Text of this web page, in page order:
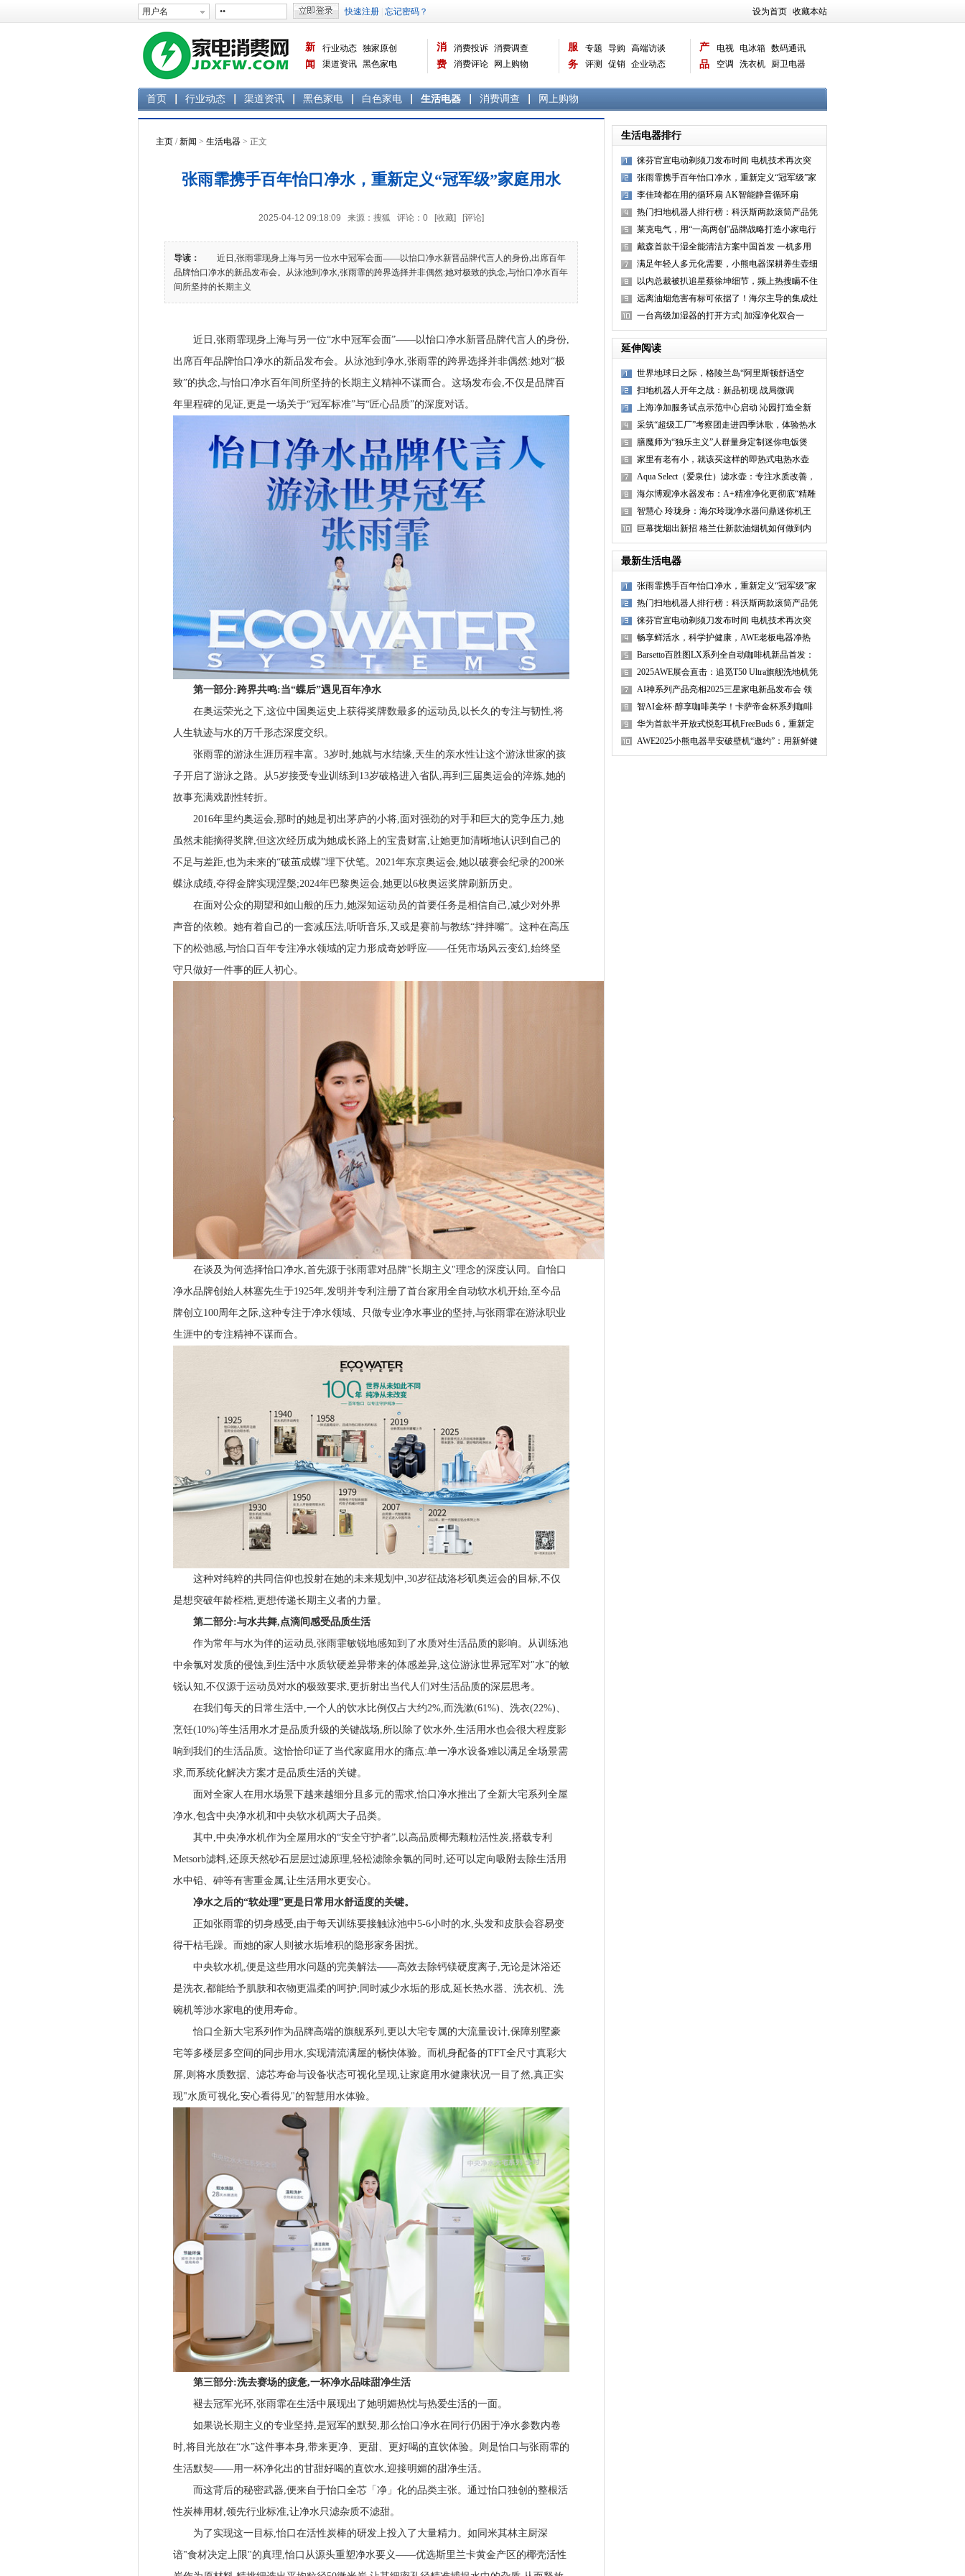
设为首页 收藏本站
新
闻
行业动态 独家原创
渠道资讯 黑色家电
消
费
消费投诉 消费调查
消费评论
网上购物
曝光台
品牌关注
服
务
专题 导购
高端访谈
评测
促销 企业动态
产
品
电视 电冰箱 数码通讯
空调
洗衣机
厨卫电器
首页 行业动态 渠道资讯 黑色家电 白色家电 生活电器 消费调查 网上购物
主页 /新闻 > 生活电器 > 正文
张雨霏携手百年怡口净水，重新定义“冠军级”家庭用水
2025-04-12 09:18:09 来源：搜狐 评论： 0 [收藏] [评论]
导读：
近日,张雨霏现身上海与另一位水中冠军会面——以怡口净水新晋品牌代言人的身份,出席百年
品牌怡口净水的新品发布会。从泳池到净水,张雨霏的跨界选择并非偶然:她对极致的执念,与怡口净水百年
间所坚持的长期主义
近日,张雨霏现身上海与另一位“水中冠军会面”——以怡口净水新晋品牌代言人的身份,
出席百年品牌怡口净水的新品发布会。从泳池到净水,张雨霏的跨界选择并非偶然:她对“极
致”的执念,与怡口净水百年间所坚持的长期主义精神不谋而合。这场发布会,不仅是品牌百
年里程碑的见证,更是一场关于“冠军标准”与“匠心品质”的深度对话。
第一部分:跨界共鸣:当“蝶后”遇见百年净水
在奥运荣光之下,这位中国奥运史上获得奖牌数最多的运动员,以长久的专注与韧性,将
人生轨迹与水的万千形态深度交织。
张雨霏的游泳生涯历程丰富。3岁时,她就与水结缘,天生的亲水性让这个游泳世家的孩
子开启了游泳之路。从5岁接受专业训练到13岁破格进入省队,再到三届奥运会的淬炼,她的
故事充满戏剧性转折。
2016年里约奥运会,那时的她是初出茅庐的小将,面对强劲的对手和巨大的竞争压力,她
虽然未能摘得奖牌,但这次经历成为她成长路上的宝贵财富,让她更加清晰地认识到自己的
不足与差距,也为未来的“破茧成蝶”埋下伏笔。2021年东京奥运会,她以破赛会纪录的200米
蝶泳成绩,夺得金牌实现涅槃;2024年巴黎奥运会,她更以6枚奥运奖牌刷新历史。
在面对公众的期望和如山般的压力,她深知运动员的首要任务是相信自己,减少对外界
声音的依赖。她有着自己的一套减压法,听听音乐,又或是赛前与教练“拌拌嘴”。这种在高压
下的松弛感,与怡口百年专注净水领域的定力形成奇妙呼应——任凭市场风云变幻,始终坚
守只做好一件事的匠人初心。
在谈及为何选择怡口净水,首先源于张雨霏对品牌"长期主义"理念的深度认同。自怡口
净水品牌创始人林塞先生于1925年,发明并专利注册了首台家用全自动软水机开始,至今品
牌创立100周年之际,这种专注于净水领域、只做专业净水事业的坚持,与张雨霏在游泳职业
生涯中的专注精神不谋而合。
这种对纯粹的共同信仰也投射在她的未来规划中,30岁征战洛杉矶奥运会的目标,不仅
是想突破年龄桎梏,更想传递长期主义者的力量。
第二部分:与水共舞,点滴间感受品质生活
作为常年与水为伴的运动员,张雨霏敏锐地感知到了水质对生活品质的影响。从训练池
中余氯对发质的侵蚀,到生活中水质软硬差异带来的体感差异,这位游泳世界冠军对"水"的敏
锐认知,不仅源于运动员对水的极致要求,更折射出当代人们对生活品质的深层思考。
在我们每天的日常生活中,一个人的饮水比例仅占大约2%,而洗漱(61%)、洗衣(22%)、
烹饪(10%)等生活用水才是品质升级的关键战场,所以除了饮水外,生活用水也会很大程度影
响到我们的生活品质。这恰恰印证了当代家庭用水的痛点:单一净水设备难以满足全场景需
求,而系统化解决方案才是品质生活的关键。
面对全家人在用水场景下越来越细分且多元的需求,怡口净水推出了全新大宅系列全屋
净水,包含中央净水机和中央软水机两大子品类。
其中,中央净水机作为全屋用水的“安全守护者”,以高品质椰壳颗粒活性炭,搭载专利
Metsorb滤料,还原天然砂石层层过滤原理,轻松滤除余氯的同时,还可以定向吸附去除生活用
水中铅、砷等有害重金属,让生活用水更安心。
净水之后的“软处理”更是日常用水舒适度的关键。
正如张雨霏的切身感受,由于每天训练要接触泳池中5-6小时的水,头发和皮肤会容易变
得干枯毛躁。而她的家人则被水垢堆积的隐形家务困扰。
中央软水机,便是这些用水问题的完美解法——高效去除钙镁硬度离子,无论是沐浴还
是洗衣,都能给予肌肤和衣物更温柔的呵护;同时减少水垢的形成,延长热水器、洗衣机、洗
碗机等涉水家电的使用寿命。
怡口全新大宅系列作为品牌高端的旗舰系列,更以大宅专属的大流量设计,保障别墅豪
宅等多楼层多空间的同步用水,实现清流满屋的畅快体验。而机身配备的TFT全尺寸真彩大
屏,则将水质数据、滤芯寿命与设备状态可视化呈现,让家庭用水健康状况一目了然,真正实
现"水质可视化,安心看得见"的智慧用水体验。
第三部分:洗去赛场的疲惫,一杯净水品味甜净生活
褪去冠军光环,张雨霏在生活中展现出了她明媚热忱与热爱生活的一面。
如果说长期主义的专业坚持,是冠军的默契,那么怡口净水在同行仍困于净水参数内卷
时,将目光放在“水”这件事本身,带来更净、更甜、更好喝的直饮体验。则是怡口与张雨霏的
生活默契——用一杯净化出的甘甜好喝的直饮水,迎接明媚的甜净生活。
而这背后的秘密武器,便来自于怡口全芯「净」化的品类主张。通过怡口独创的整根活
性炭棒用材,领先行业标准,让净水只滤杂质不滤甜。
为了实现这一目标,怡口在活性炭棒的研发上投入了大量精力。如同米其林主厨深
谙"食材决定上限"的真理,怡口从源头重塑净水要义——优选斯里兰卡黄金产区的椰壳活性
生活电器排行
徕芬官宣电动剃须刀发布时间 电机技术再次突
破
张雨霏携手百年怡口净水，重新定义“冠军级”家
庭用水
李佳琦都在用的循环扇 AK智能静音循环扇
热门扫地机器人排行榜：科沃斯两款滚筒产品凭
16倍清洁力霸榜
莱克电气，用“一高两创”品牌战略打造小家电行
业一流民族品
戴森首款干湿全能清洁方案中国首发 一机多用
轻松实现深度清
满足年轻人多元化需要，小熊电器深耕养生壶细
分赛道
以内总裁被扒追星蔡徐坤细节，频上热搜瞒不住
啦！
远离油烟危害有标可依据了！海尔主导的集成灶
油烟净化标准发
一台高级加湿器的打开方式| 加湿净化双合一
延伸阅读
世界地球日之际，格陵兰岛“阿里斯顿舒适空
间”迎来第一个生
扫地机器人开年之战：新品初现 战局微调
上海净加服务试点示范中心启动 沁园打造全新
服务品牌
采筑“超级工厂”考察团走进四季沐歌，体验热水
器“温暖”之
膳魔师为“独乐主义”人群量身定制迷你电饭煲
家里有老有小，就该买这样的即热式电热水壶
Aqua Select（爱泉仕）滤水壶：专注水质改善，
打造全新用水
海尔博观净水器发布：A+精准净化更彻底“精雕
细琢”每一滴水
智慧心 玲珑身：海尔玲珑净水器问鼎迷你机王
巨幕拢烟出新招 格兰仕新款油烟机如何做到内
外兼修？
最新生活电器
张雨霏携手百年怡口净水，重新定义“冠军级”家
庭
热门扫地机器人排行榜：科沃斯两款滚筒产品凭
16倍
徕芬官宣电动剃须刀发布时间 电机技术再次突
破
畅享鲜活水，科学护健康，AWE老板电器净热
一体机
Barsetto百胜图LX系列全自动咖啡机新品首发：
融合
2025AWE展会直击：追觅T50 Ultra旗舰洗地机凭
借
AI神系列产品亮相2025三星家电新品发布会 领
跑智
智AI金杯·醇享咖啡美学！卡萨帝金杯系列咖啡
机A
华为首款半开放式悦彰耳机FreeBuds 6，重新定
义
AWE2025小熊电器早安破壁机“邀约”：用新鲜健
康